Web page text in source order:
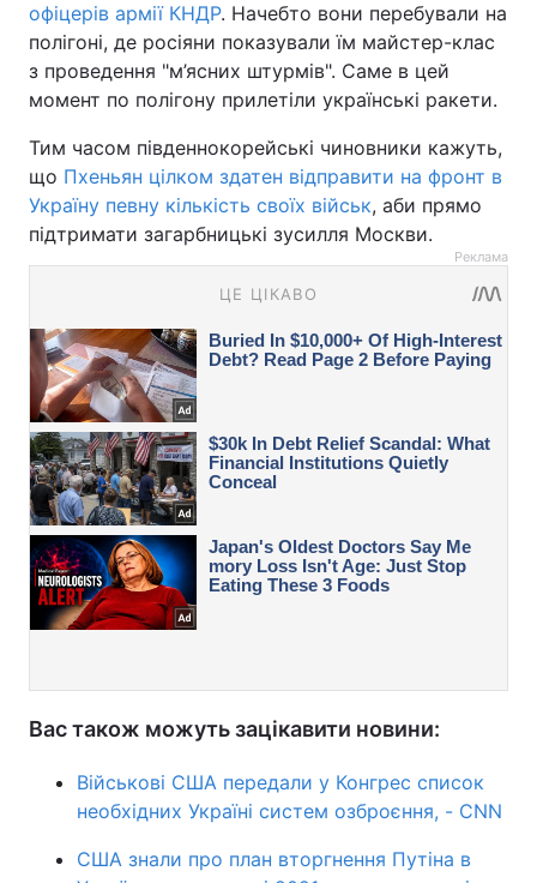
офіцерів армії КНДР. Начебто вони перебували на
полігоні, де росіяни показували їм майстер-клас
з проведення "м’ясних штурмів". Саме в цей
момент по полігону прилетіли українські ракети.
Тим часом південнокорейські чиновники кажуть,
що Пхеньян цілком здатен відправити на фронт в
Україну певну кількість своїх військ, аби прямо
підтримати загарбницькі зусилля Москви.
Реклама
Вас також можуть зацікавити новини:
Військові США передали у Конгрес список
необхідних Україні систем озброєння, - CNN
США знали про план вторгнення Путіна в